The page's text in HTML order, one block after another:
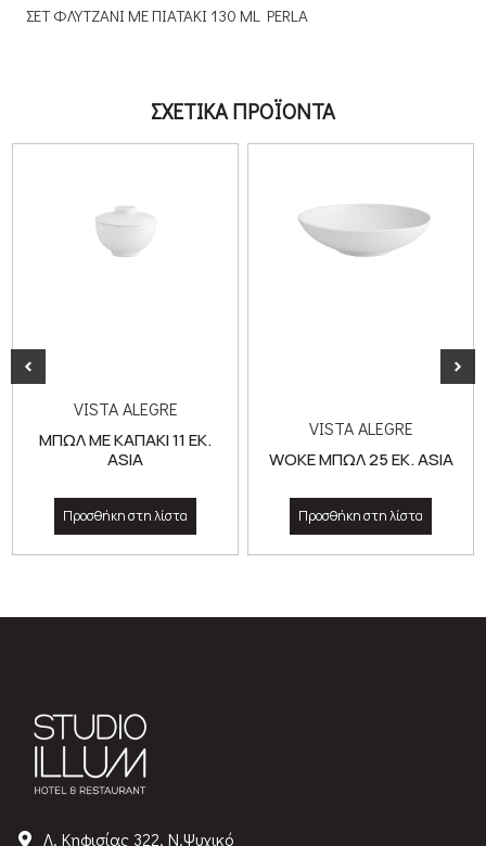
ΣΕΤ ΦΛΥΤΖΑΝΙ ΜΕ ΠΙΑΤΑΚΙ 130 ML PERLA
ΣΧΕΤΙΚΑ ΠΡΟΪΟΝΤΑ
VISTA ALEGRE
ΜΠΩΛ ΜΕ ΚΑΠΑΚΙ 11 ΕΚ.
ASIA
Προσθήκη στη λίστα
VISTA ALEGRE
WOKE ΜΠΩΛ 25 ΕΚ. ASIA
Προσθήκη στη λίστα
Λ. Κηφισίας 322, Ν.Ψυχικό